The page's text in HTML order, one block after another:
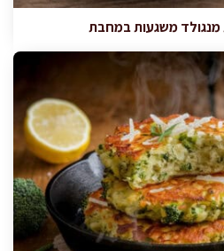
מנגולד משגעות במחבת